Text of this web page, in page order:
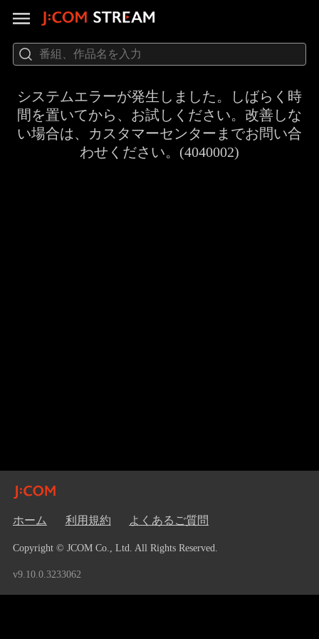
システムエラーが発生しました。しばらく時
間を置いてから、お試しください。改善しな
い場合は、カスタマーセンターまでお問い合
わせください。(4040002)
ホーム 利用規約 よくあるご質問
Copyright © JCOM Co., Ltd. All Rights Reserved.
v9.10.0.3233062